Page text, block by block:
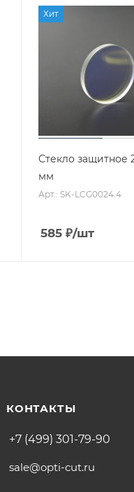
Хит
Стекло защитное
мм
Арт.: SK-LCG0024.4
585 ₽/шт
КОНТАКТЫ
+7 (499) 301-79-90
sale@opti-cut.ru